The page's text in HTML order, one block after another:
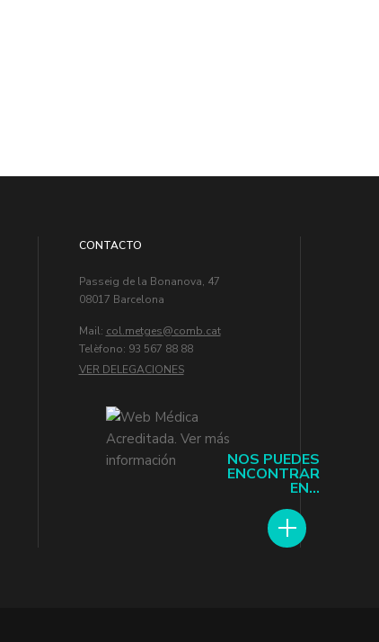
NOS PUEDES
ENCONTRAR
EN...
CONTACTO
Passeig de la Bonanova, 47
08017 Barcelona
Mail: col.metges
Telèfono: 93 567 88 88
VER DELEGACIONES